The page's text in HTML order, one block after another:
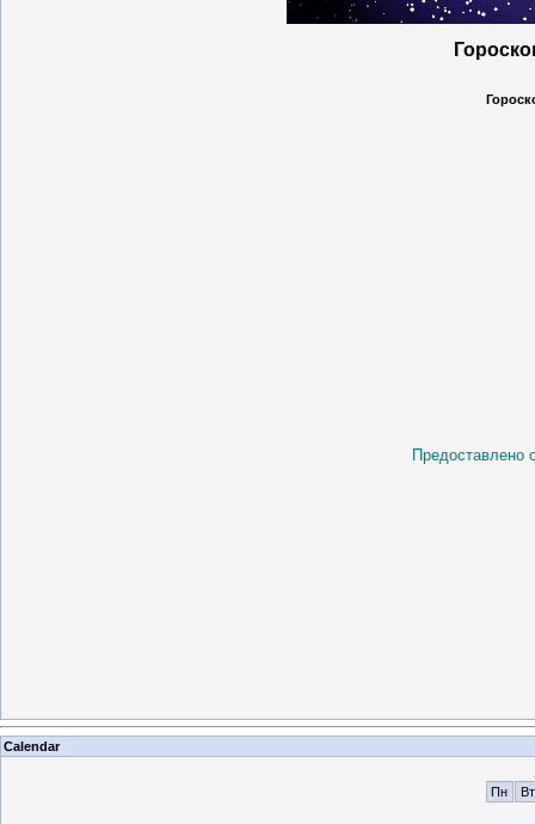
Предоставлено
Calendar
Пн
Вт